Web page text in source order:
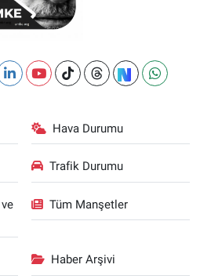
Hava Durumu
Trafik Durumu
Tüm Manşetler
Haber Arşivi